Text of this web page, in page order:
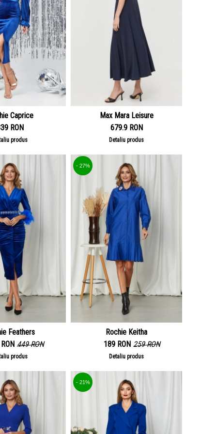
Caprice
RON
produs
Max Mara Leisure
679.9 RON
Detaliu produs
Feathers
449 RON
produs
Rochie Keitha
- 27%
189 RON 259 RON
Detaliu produs
- 21%